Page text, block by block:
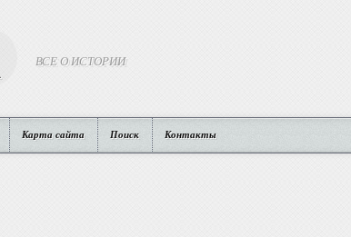
ВСЕ О ИСТОРИИ
Карта сайта Поиск Контакты